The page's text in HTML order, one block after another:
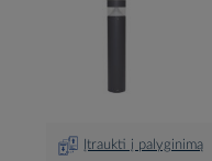
Įtraukti į palyginimą